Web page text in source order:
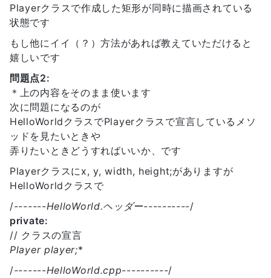
Playerクラスで作成した矩形が同時に描画されている
状態です
もし他にイイ（？）方法があれば教えていただけると
嬉しいです
問題点2:
＊上の内容をそのまま使います
次に問題になるのが
HelloWorldクラスでPlayerクラスで宣言しているメソ
ッドを見たいときや
弄りたいときどうすればいいか、です
Playerクラスにx, y, width, height;がありますが
HelloWorldクラスで
/-------HelloWorld.ヘッダー----------/
private:
// クラスの宣言
Playerplayer;*
/-------HelloWorld.cpp----------/